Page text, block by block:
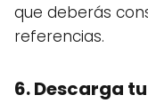
que deberás
referencias.
6. Descarga